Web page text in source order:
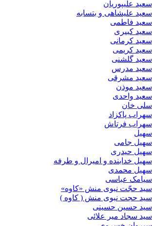
سعید علیپوریان
سعید علیشاهی و بتسابه
سعید فاطمی
سعید کبیری
سعید کرمانی
سعید کریمی
سعید گلشنی
سعید مدرس
سعید مشرقی
سعید موذن
سعید واحدی
سلی خان
سهراب پاکزاد
سهراب فرتاش
سهیل
سهیل جامی
سهیل حیدری
سهیل خدابنده و امیرال و طرفه
سهیل محمدی
سیامک عباسی
سید حجّت نبوی منش «کاوه»
سید حجت نبوی منش ( کاوه )
سید حسین حسینى
سید سجاد میر علائی